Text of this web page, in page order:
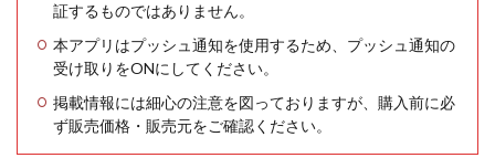
証するものではありません。
本アプリはプッシュ通知を使用するため、プッシュ通知の
受け取りをONにしてください。
掲載情報には細心の注意を図っておりますが、購入前に必
ず販売価格・販売元をご確認ください。